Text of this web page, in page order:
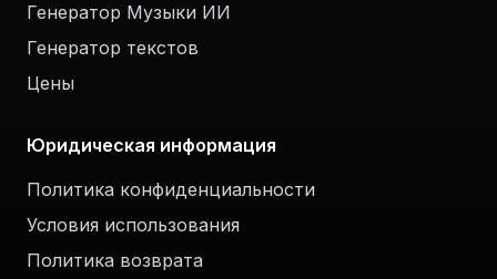
Генератор Музыки ИИ
Генератор текстов
Цены
Юридическая информация
Политика конфиденциальности
Условия использования
Политика возврата